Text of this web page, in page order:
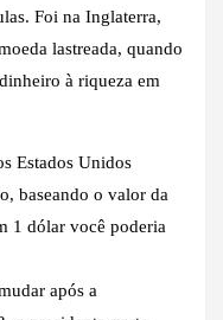
Foi na Inglaterra,
lastreada, quando
à riqueza em
Estados Unidos
baseando o valor da
1 dólar você poderia
após a